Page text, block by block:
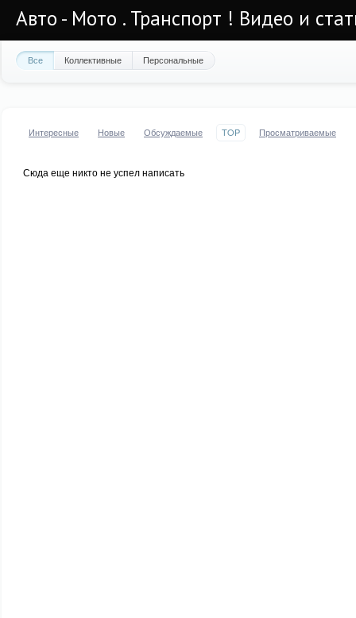
Авто - Мото . Транспорт ! Видео и
Все Коллективные Персональные
Интересные Новые Обсуждаемые TOP Просматриваемые
Сюда еще никто не успел написать